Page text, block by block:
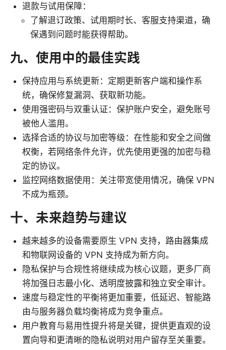
退款与试用保障：
了解退订政策、试用期时长、客服支持渠道，确
保遇到问题时能获得帮助。
九、使用中的最佳实践
保持应用与系统更新：定期更新客户端和操作系
统，确保修复漏洞、获取新功能。
使用强密码与双重认证：保护账户安全，避免账号
被他人滥用。
选择合适的协议与加密等级：在性能和安全之间做
权衡，若网络条件允许，优先使用更强的加密与稳
定的协议。
监控网络数据使用：关注带宽使用情况，确保 VPN
不成为瓶颈。
十、未来趋势与建议
越来越多的设备需要原生 VPN 支持，路由器集成
和物联网设备的 VPN 支持成为新方向。
隐私保护与合规性将继续成为核心议题，更多厂商
将加强日志最小化、透明度披露和独立安全审计。
速度与稳定性的平衡将更加重要，低延迟、智能路
由与服务器负载均衡将成为竞争重点。
用户教育与易用性提升将是关键，提供更直观的设
置向导和更清晰的隐私说明对用户留存至关重要。